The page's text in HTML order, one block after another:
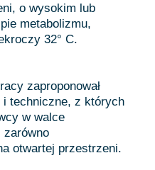
o wysokim lub
metabolizmu,
32° C.
zaproponował
i techniczne, z których
w walce
zarówno
otwartej przestrzeni.